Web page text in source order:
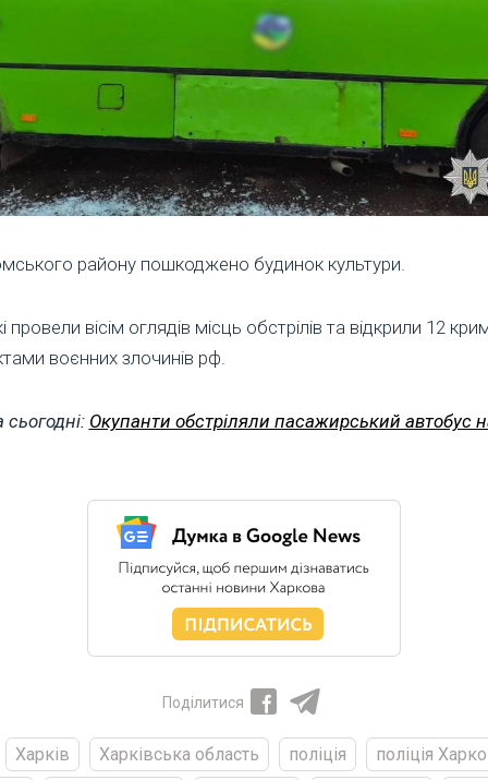
району пошкоджено будинок культури.
вісім оглядів місць обстрілів та відкрили 12
воєнних злочинів рф.
Окупанти обстріляли пасажирський автобус
Поділитися
Харків Харківська область поліція
поліція